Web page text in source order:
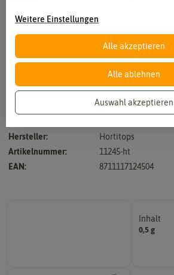
Vergrößern durch berühren
Zum Würzen verwendbar.
Hersteller:
Hortitops
Artikelnummer:
11245-ht
EAN:
8711117124504
Inhalt
0,5 g
Weitere Einstellungen
Alle akzeptieren
Alle ablehnen
Auswahl akzeptieren